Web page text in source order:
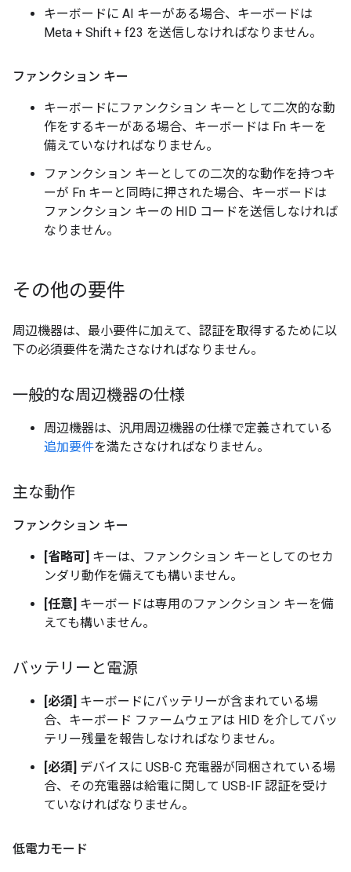
キーボードに AI キーがある場合、キーボードは
Meta + Shift + f23 を送信しなければなりません。
ファンクション キー
キーボードにファンクション キーとして二次的な動
作をするキーがある場合、キーボードは Fn キーを
備えていなければなりません。
ファンクション キーとしての二次的な動作を持つキ
ーが Fn キーと同時に押された場合、キーボードは
ファンクション キーの HID コードを送信しなければ
なりません。
その他の要件
周辺機器は、最小要件に加えて、認証を取得するために以
下の必須要件を満たさなければなりません。
一般的な周辺機器の仕様
周辺機器は、汎用周辺機器の仕様で定義されている
追加要件を満たさなければなりません。
主な動作
ファンクション キー
[省略可] キーは、ファンクション キーとしてのセカ
ンダリ動作を備えても構いません。
[任意] キーボードは専用のファンクション キーを備
えても構いません。
バッテリーと電源
[必須] キーボードにバッテリーが含まれている場
合、キーボード ファームウェアは HID を介してバッ
テリー残量を報告しなければなりません。
[必須] デバイスに USB-C 充電器が同梱されている場
合、その充電器は給電に関して USB-IF 認証を受け
ていなければなりません。
低電力モード